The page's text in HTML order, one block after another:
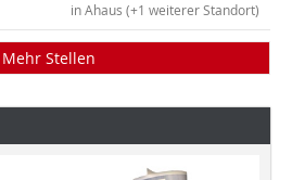
in Ahaus (+1 weiterer Standort)
Mehr Stellen